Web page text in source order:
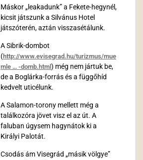
Máskor „leakadunk” a Fekete-hegynél,
kicsit játszunk a Silvánus Hotel
játszóterén, aztán visszasétálunk.
A Sibrik-dombot
(http://www.evisegrad.hu/turizmus/mue
mle … -domb.html ) még nem jártuk be,
de a Boglárka-forrás és a függőhíd
kedvelt uticélunk.
A Salamon-torony mellett még a
találkozóra jövet visz el az út. A
faluban úgysem hagynátok ki a
Királyi Palotát.
Csodás ám Visegrád „másik völgye”